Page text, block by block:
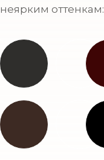
неярким оттенкам: